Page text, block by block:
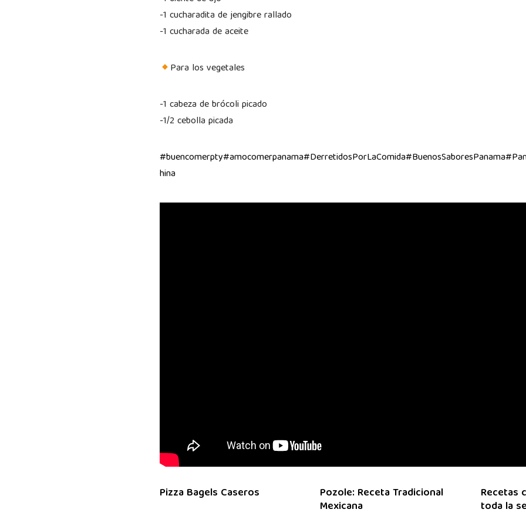
-1 cucharadita de jengibre rallado
-1 cucharada de aceite
Para los vegetales
-1 cabeza de brócoli picado
-1/2 cebolla picada
#buencomerpty#amocomerpanama#DerretidosPorLaComida#BuenosSaboresPanama
hina
Pizza Bagels Caseros Pozole: Receta Tradicional
Mexicana
Recetas
toda la